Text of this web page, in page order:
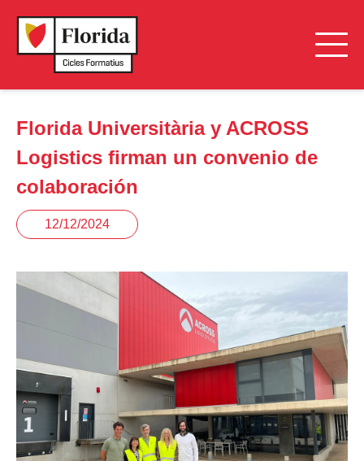
Florida Universitària y ACROSS
Logistics firman un convenio de
colaboración
12/12/2024